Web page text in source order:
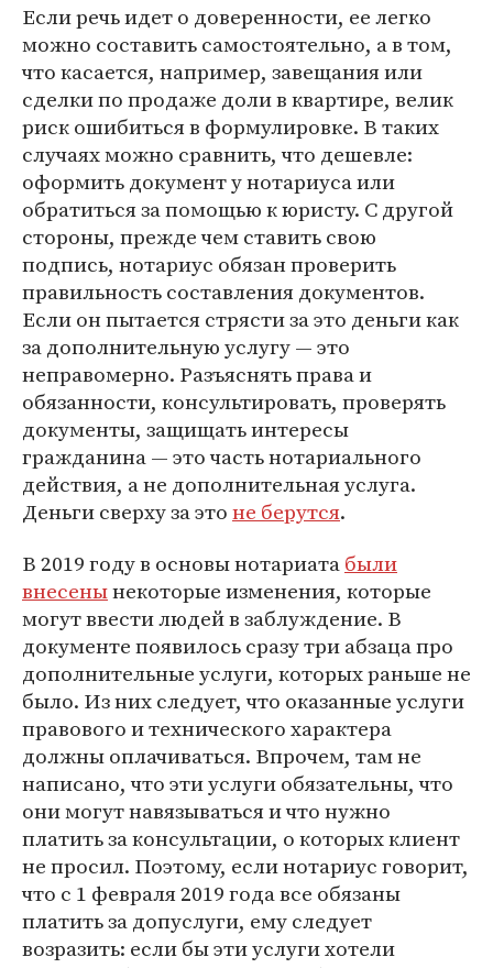
Если речь идет о доверенности, ее легко
можно составить самостоятельно, а в том,
что касается, например, завещания или
сделки по продаже доли в квартире, велик
риск ошибиться в формулировке. В таких
случаях можно сравнить, что дешевле:
оформить документ у нотариуса или
обратиться за помощью к юристу. С другой
стороны, прежде чем ставить свою
подпись, нотариус обязан проверить
правильность составления документов.
Если он пытается стрясти за это деньги как
за дополнительную услугу — это
неправомерно. Разъяснять права и
обязанности, консультировать, проверять
документы, защищать интересы
гражданина — это часть нотариального
действия, а не дополнительная услуга.
Деньги сверху за этоне берутся.
В 2019 году в основы нотариатабыли
внесенынекоторые изменения, которые
могут ввести людей в заблуждение. В
документе появилось сразу три абзаца про
дополнительные услуги, которых раньше не
было. Из них следует, что оказанные услуги
правового и технического характера
должны оплачиваться. Впрочем, там не
написано, что эти услуги обязательны, что
они могут навязываться и что нужно
платить за консультации, о которых клиент
не просил. Поэтому, если нотариус говорит,
что с 1 февраля 2019 года все обязаны
платить за допуслуги, ему следует
возразить: если бы эти услуги хотели